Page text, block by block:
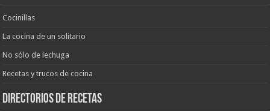
Cocinillas
La cocina de un solitario
No sólo de lechuga
Recetas y trucos de cocina
Directorios de recetas